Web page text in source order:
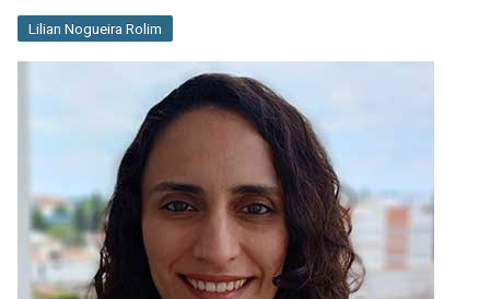
Lilian Nogueira Rolim